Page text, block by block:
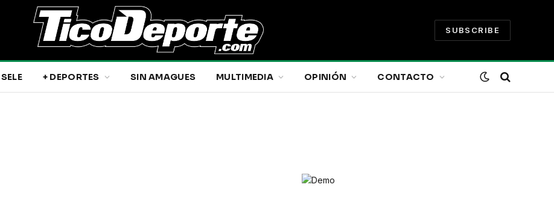
SUBSCRIBE
+ DEPORTES SIN AMAGUES MULTIMEDIA OPINIÓN CONTACTO